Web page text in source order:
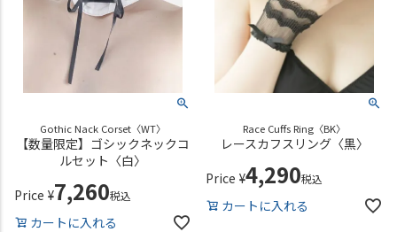
Gothic Nack Corset〈WT〉
【数量限定】ゴシックネックコ
ルセット〈白〉
Price ¥7,260税込
カートに入れる
Race Cuffs Ring〈BK〉
レースカフスリング〈黒〉
Price ¥4,290税込
カートに入れる